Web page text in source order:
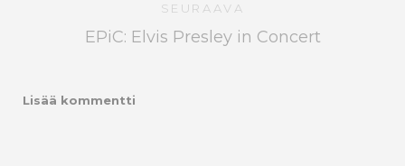
SEURAAVA
EPiC: Elvis Presley in Concert
Lisää kommentti